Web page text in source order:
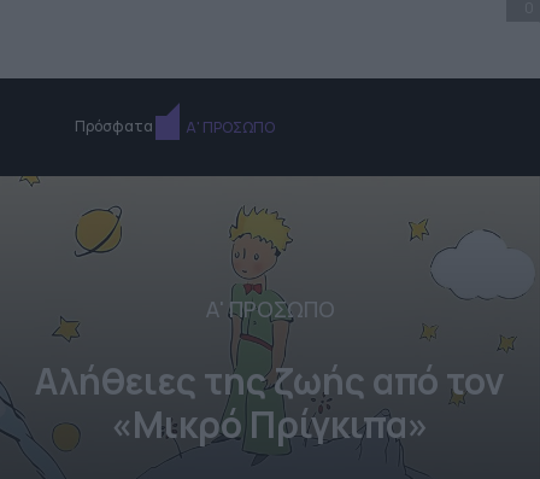
Πρόσφατα Α' ΠΡΟΣΩΠΟ
Α' ΠΡΟΣΩΠΟ
Αλήθειες της ζωής από τον
«Μικρό Πρίγκιπα»